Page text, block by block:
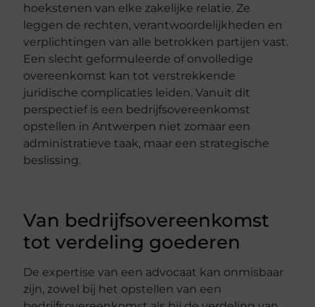
hoekstenen van elke zakelijke relatie. Ze
leggen de rechten, verantwoordelijkheden en
verplichtingen van alle betrokken partijen vast.
Een slecht geformuleerde of onvolledige
overeenkomst kan tot verstrekkende
juridische complicaties leiden. Vanuit dit
perspectief is een bedrijfsovereenkomst
opstellen in Antwerpen niet zomaar een
administratieve taak, maar een strategische
beslissing.
Van bedrijfsovereenkomst
tot verdeling goederen
De expertise van een advocaat kan onmisbaar
zijn, zowel bij het opstellen van een